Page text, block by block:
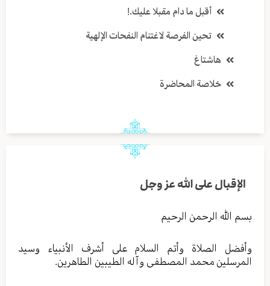
أقبل ما دام مقبلا عليك.!
تحين الفرصة لاغتنام النفحات الإلهية
هاشتاغ
خلاصة المحاضرة
الإقبال على الله عز وجل
بسم الله الرحمن الرحيم
وأفضل الصلاة وأتم السلام على أشرف الأنبياء وسيد
المرسلين محمد المصطفى وآله الطيبين الطاهرين.